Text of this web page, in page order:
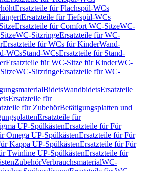
Ersatzteile für Flachspül-WCs
Ersatzteile für Tiefspül-WCs
Ersatzteile für Comfort WC-SitzeWC-
WC-SitzringeErsatzteile für WC-
Ersatzteile für WCs für KinderWand-
WCsStand-WCsErsatzteile für Stand-
Ersatzteile für WC-Sitze für KinderWC-
WC-SitzringeErsatzteile für WC-
BidetsWandbidetsErsatzteile
Ersatzteile für
für ZubehörBetätigungsplatten und
Ersatzteile für
UP-SpülkästenErsatzteile für Für
Omega UP-SpülkästenErsatzteile für Für
Kappa UP-SpülkästenErsatzteile für Für
Twinline UP-SpülkästenErsatzteile für
ZubehörVerbrauchsmaterialWC-